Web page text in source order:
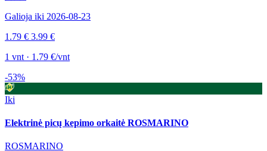
Galioja iki 2026-08-23
1.79 € 3.99 €
1 vnt · 1.79 €/vnt
-53%
Iki
Elektrinė picų kepimo orkaitė ROSMARINO
ROSMARINO